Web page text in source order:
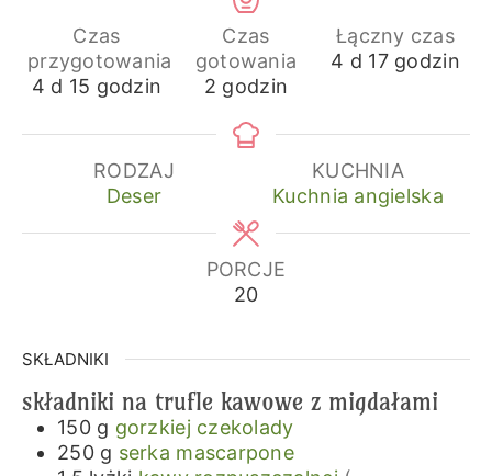
Czas
przygotowania
4dni
d 15 godziny
godzin
Czas
gotowania
2 godziny
godzin
Łączny czas
4 dni
d 17godziny
godzin
RODZAJ
Deser
KUCHNIA
Kuchnia angielska
PORCJE
20
SKŁADNIKI
składniki na trufle kawowe z migdałami
150 g gorzkiej czekolady
250 g serka mascarpone